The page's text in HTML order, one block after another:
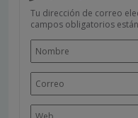
Tu dirección de correo
campos obligatorios